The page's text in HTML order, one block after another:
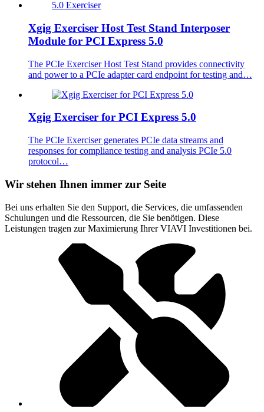
Xgig Exerciser Host Test Stand Interposer
Module for PCI Express 5.0
The PCIe Exerciser Host Test Stand provides connectivity
and power to a PCIe adapter card endpoint for testing and…
Xgig Exerciser for PCI Express 5.0
The PCIe Exerciser generates PCIe data streams and
responses for compliance testing and analysis PCIe 5.0
protocol…
Wir stehen Ihnen immer zur Seite
Bei uns erhalten Sie den Support, die Services, die umfassenden
Schulungen und die Ressourcen, die Sie benötigen. Diese
Leistungen tragen zur Maximierung Ihrer VIAVI Investitionen bei.